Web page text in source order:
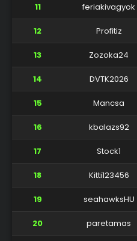
11 feriakivagyok
12 Profitiz
13 Zozoka24
14 DVTK2026
15 Mancsa
16 kbalazs92
17 Stock1
18 Kitti123456
19 seahawksHU
20 paretamas